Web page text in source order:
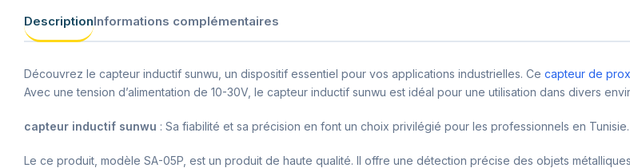
DescriptionInformations complémentaires
Découvrez le capteur inductif sunwu, un dispositif essentiel pour vos applications industrielles. Ce capteur de
Avec une tension d’alimentation de 10-30V, le capteur inductif sunwu est idéal pour une utilisation dans divers
capteur inductif sunwu : Sa fiabilité et sa précision en font un choix privilégié pour les professionnels en Tunisie.
Le ce produit, modèle SA-05P, est un produit de haute qualité. Il offre une détection précise des objets